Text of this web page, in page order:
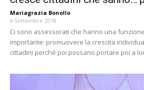
Mariagrazia Bonollo -
6 Settembre 2018
Ci sono assessorati che hanno una
importante: promuovere la crescita
cittadini perchè poi possano portare poi a